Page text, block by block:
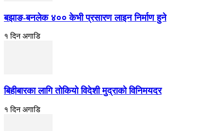
बझाङ-बनलेक ४०० केभी प्रसारण लाइन निर्माण हुने
१ दिन अगाडि
बिहीबारका लागि तोकियो विदेशी मुद्राको विनिमयदर
१ दिन अगाडि